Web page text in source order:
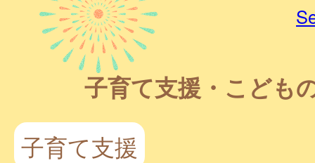
子育て支援・こども
子育て支援